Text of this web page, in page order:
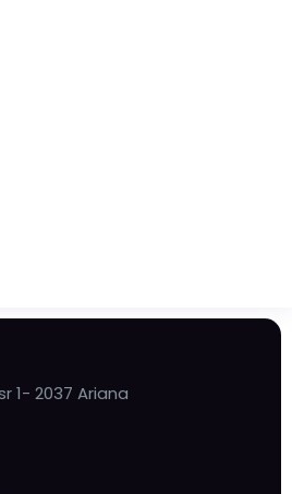
1- 2037 Ariana